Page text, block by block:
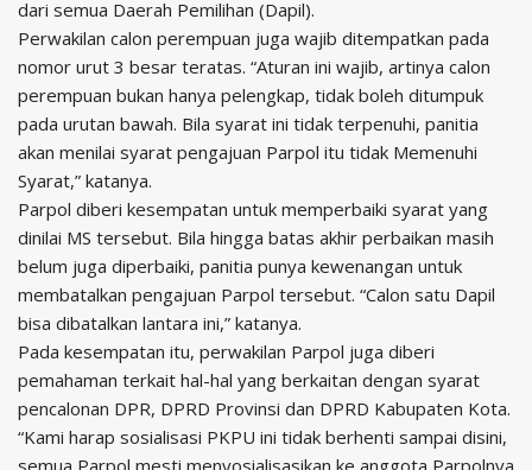
dari semua Daerah Pemilihan (Dapil).
Perwakilan calon perempuan juga wajib ditempatkan pada
nomor urut 3 besar teratas. “Aturan ini wajib, artinya calon
perempuan bukan hanya pelengkap, tidak boleh ditumpuk
pada urutan bawah. Bila syarat ini tidak terpenuhi, panitia
akan menilai syarat pengajuan Parpol itu tidak Memenuhi
Syarat,” katanya.
Parpol diberi kesempatan untuk memperbaiki syarat yang
dinilai MS tersebut. Bila hingga batas akhir perbaikan masih
belum juga diperbaiki, panitia punya kewenangan untuk
membatalkan pengajuan Parpol tersebut. “Calon satu Dapil
bisa dibatalkan lantara ini,” katanya.
Pada kesempatan itu, perwakilan Parpol juga diberi
pemahaman terkait hal-hal yang berkaitan dengan syarat
pencalonan DPR, DPRD Provinsi dan DPRD Kabupaten Kota.
“Kami harap sosialisasi PKPU ini tidak berhenti sampai disini,